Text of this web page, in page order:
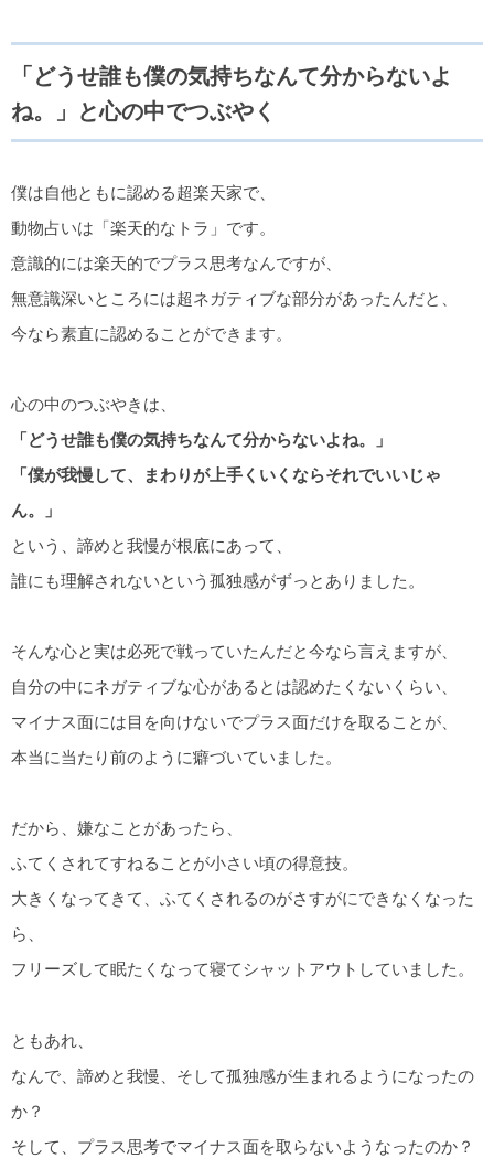
「どうせ誰も僕の気持ちなんて分からないよ
ね。」と心の中でつぶやく
僕は自他ともに認める超楽天家で、
動物占いは「楽天的なトラ」です。
意識的には楽天的でプラス思考なんですが、
無意識深いところには超ネガティブな部分があったんだと、
今なら素直に認めることができます。
心の中のつぶやきは、
「どうせ誰も僕の気持ちなんて分からないよね。」
「僕が我慢して、まわりが上手くいくならそれでいいじゃ
ん。」
という、諦めと我慢が根底にあって、
誰にも理解されないという孤独感がずっとありました。
そんな心と実は必死で戦っていたんだと今なら言えますが、
自分の中にネガティブな心があるとは認めたくないくらい、
マイナス面には目を向けないでプラス面だけを取ることが、
本当に当たり前のように癖づいていました。
だから、嫌なことがあったら、
ふてくされてすねることが小さい頃の得意技。
大きくなってきて、ふてくされるのがさすがにできなくなった
ら、
フリーズして眠たくなって寝てシャットアウトしていました。
ともあれ、
なんで、諦めと我慢、そして孤独感が生まれるようになったの
か？
そして、プラス思考でマイナス面を取らないようなったのか？